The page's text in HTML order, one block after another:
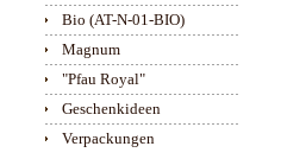
Bio (AT-N-01-BIO)
Magnum
"Pfau Royal"
Geschenkideen
Verpackungen